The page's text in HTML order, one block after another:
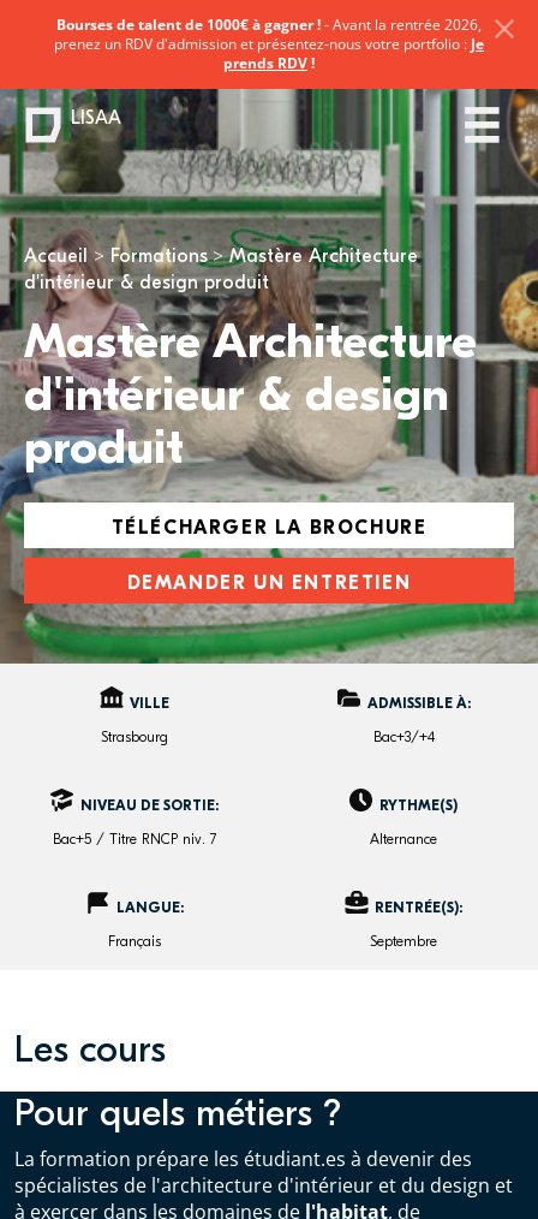
Vous êtes ici
Accueil Formations
Mastère Architecture
d'intérieur & design produit
Mastère Architecture
d'intérieur & design
produit
TÉLÉCHARGER LA BROCHURE
DEMANDER UN ENTRETIEN
VILLE
Strasbourg
ADMISSIBLE À:
Bac+3/+4
NIVEAU DE SORTIE:
Bac+5 / Titre RNCP niv. 7
RYTHME(S)
Alternance
LANGUE:
Français
RENTRÉE(S):
Septembre
Les cours
Pour quels métiers ?
La formation prépare les étudiant.es à devenir des
spécialistes de l'architecture d'intérieur et du design et
à exercer dans les domaines de l'habitat, de
Bourses de talent de 1000€ à gagner !- Avant la rentrée 2026,
prenez un RDV d'admission et présentez-nous votre portfolio : Je
prends RDV!
LISAA